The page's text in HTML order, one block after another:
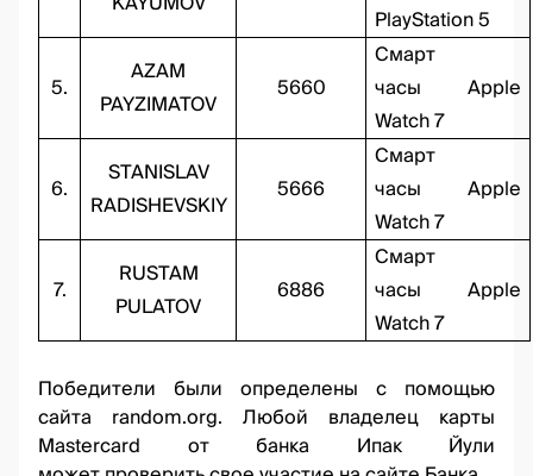
PlayStation 5
5.
AZAM
PAYZIMATOV
5660
Смарт
часы Apple
Watch 7
6.
STANISLAV
RADISHEVSKIY
5666
Смарт
часы Apple
Watch 7
7.
RUSTAM
PULATOV
6886
Смарт
часы Apple
Watch 7
Победители были определены с помощью
сайта random.org. Любой владелец карты
Mastercard от банка Ипак Йули